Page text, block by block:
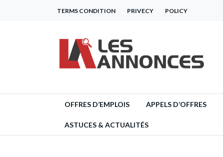
TERMS CONDITION PRIVECY POLICY
OFFRES D’EMPLOIS APPELS D’OFFRES
ASTUCES & ACTUALITÉS